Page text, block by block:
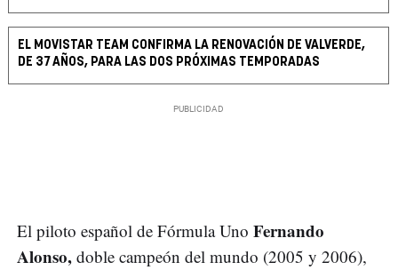
EL MOVISTAR TEAM CONFIRMA LA RENOVACIÓN DE VALVERDE,
DE 37 AÑOS, PARA LAS DOS PRÓXIMAS TEMPORADAS
El piloto español de Fórmula Uno Fernando
Alonso, doble campeón del mundo (2005 y 2006),